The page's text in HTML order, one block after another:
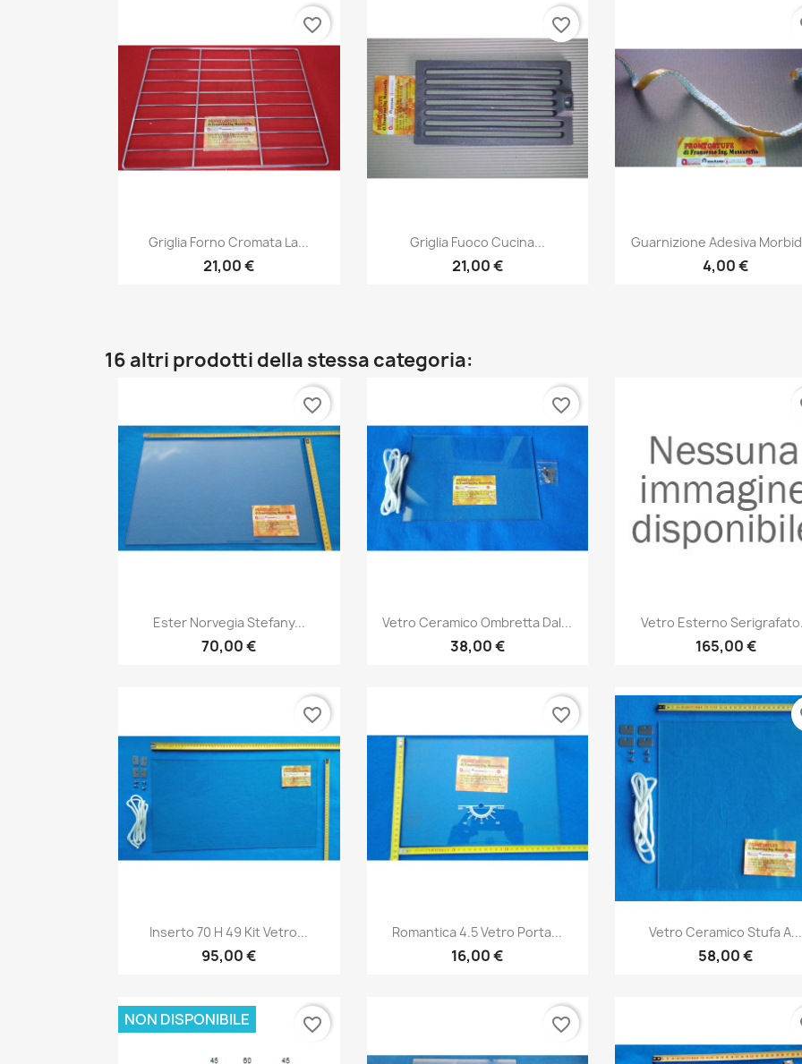
Anteprima
Griglia Forno Cromata La...
21,00 €
favorite_border
Anteprima
Griglia Fuoco Cucina...
21,00 €
favorite_border
Anteprima
Guarnizione Adesiva
4,00 €
16 altri prodotti della stessa categoria:
Anteprima
Ester Norvegia Stefany...
70,00 €
favorite_border
Anteprima
Vetro Ceramico Ombretta Dal...
38,00 €
favorite_border
Anteprima
Vetro Esterno
165,00 €
Anteprima
Inserto 70 H 49 Kit Vetro...
95,00 €
favorite_border
Anteprima
Romantica 4.5 Vetro Porta...
16,00 €
favorite_border
Anteprima
Vetro Ceramico Stufa A...
58,00 €
NON DISPONIBILE favorite_border favorite_border